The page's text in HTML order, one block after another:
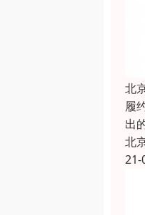
北
履
出
北
21-